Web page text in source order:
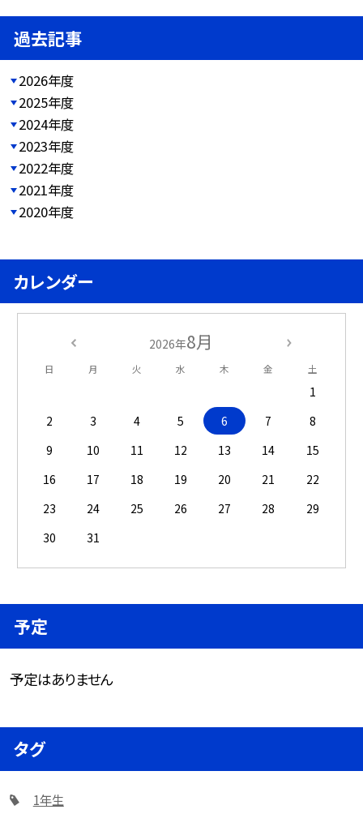
過去記事
2026年度
2025年度
2024年度
2023年度
2022年度
2021年度
2020年度
カレンダー
2026年8月
日 月 火 水 木 金 土
1
2
3 4 5 6 7
8
9
10 11 12 13 14
15
16
17 18 19 20 21
22
23
24 25 26 27 28
29
30
31
予定
予定はありません
タグ
1年生